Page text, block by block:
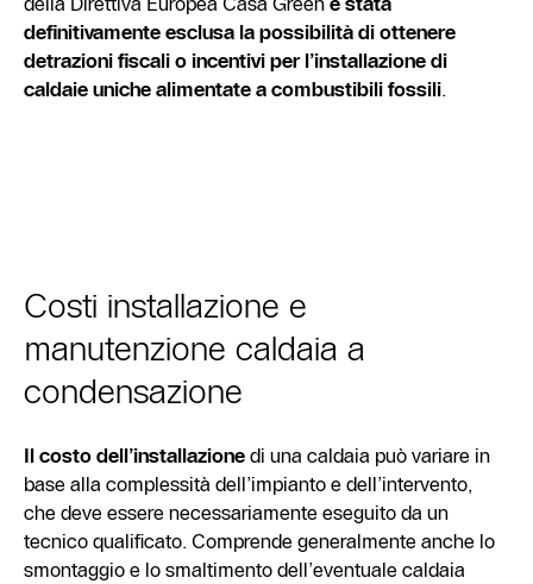
definitivamente esclusa la possibilità di ottenere
detrazioni fiscali o incentivi per l’installazione di
caldaie uniche alimentate a combustibili fossili.
Costi installazione e
manutenzione caldaia a
condensazione
Il costo dell’installazione di una caldaia può variare in
base alla complessità dell’impianto e dell’intervento,
che deve essere necessariamente eseguito da un
tecnico qualificato. Comprende generalmente anche lo
smontaggio e lo smaltimento dell’eventuale caldaia